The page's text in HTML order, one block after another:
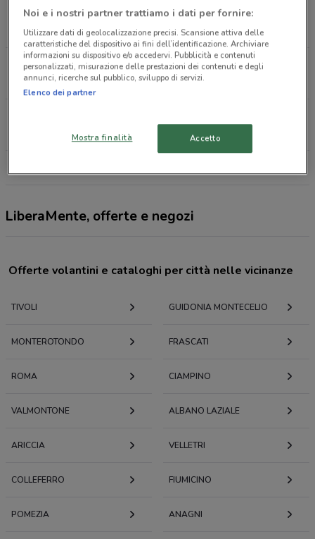
Viale Tomei, 92 Tivoli
2.7 km
APERTO
Via Trento, 56 Guidonia Montecelio
3.1 km
CHIUSO
5.2 km
CHIUSO
LiberaMente, offerte e negozi
Offerte volantini e cataloghi per città nelle vicinanze
TIVOLI GUIDONIA MONTECELIO
MONTEROTONDO FRASCATI
ROMA CIAMPINO
VALMONTONE ALBANO LAZIALE
ARICCIA VELLETRI
COLLEFERRO FIUMICINO
POMEZIA ANAGNI
Noi e i nostri partner trattiamo i dati per fornire:
Utilizzare dati di geolocalizzazione precisi. Scansione attiva delle
caratteristiche del dispositivo ai fini dell’identificazione. Archiviare
informazioni su dispositivo e/o accedervi. Pubblicità e contenuti
personalizzati, misurazione delle prestazioni dei contenuti e degli
annunci, ricerche sul pubblico, sviluppo di servizi.
Elenco dei partner
Mostra finalità Accetto